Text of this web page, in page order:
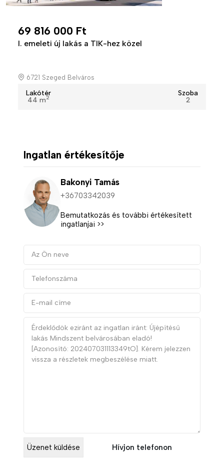
69 816 000 Ft
I. emeleti új lakás a TIK-hez közel
6721 Szeged Belváros
Lakótér
44 m2
Szoba
2
Ingatlan értékesítője
Bakonyi Tamás
+36703342039
Bemutatkozás és további értékesített
ingatlanjai >>
Hívjon telefonon